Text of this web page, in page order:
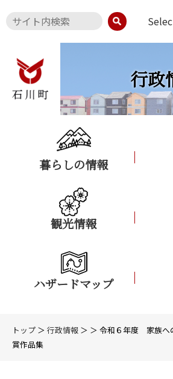
行政
暮らしの情報
観光情報
ハザードマップ
トップ ＞ 行政情報 ＞ ＞ 令和６年度 家族へ
賞作品集